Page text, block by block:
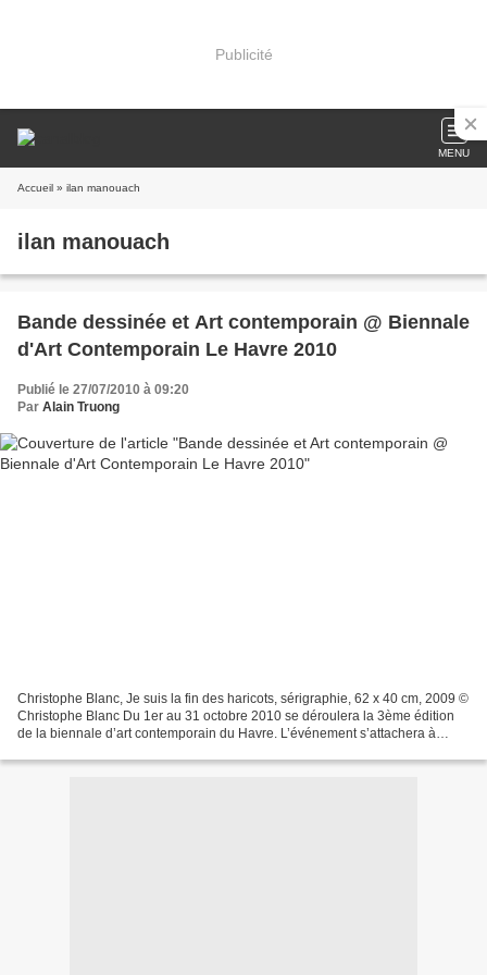
Publicité
MENU
Accueil » ilan manouach
ilan manouach
Bande dessinée et Art contemporain @ Biennale
d'Art Contemporain Le Havre 2010
Publié le 27/07/2010 à 09:20
Par Alain Truong
Christophe Blanc, Je suis la fin des haricots, sérigraphie, 62 x 40 cm, 2009 ©
Christophe Blanc Du 1er au 31 octobre 2010 se déroulera la 3ème édition
de la biennale d’art contemporain du Havre. L’événement s’attachera à